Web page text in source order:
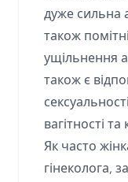
дуже сильна
також
ущільнення
також є
вагітності
Як часто
гінеколога,